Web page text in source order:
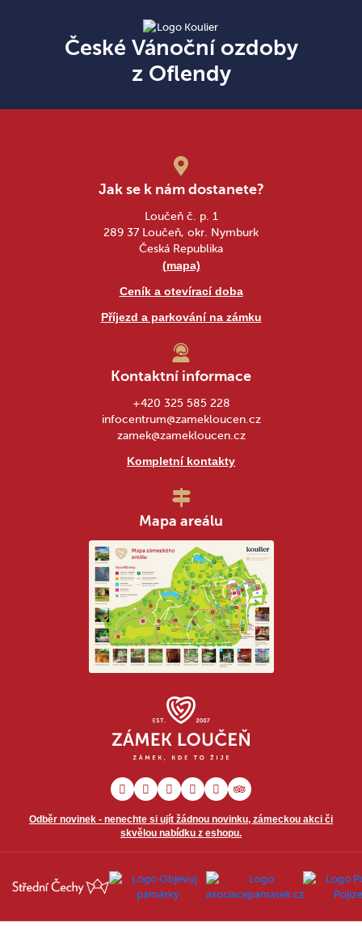
České Vánoční ozdoby
z Oflendy
Jak se k nám dostanete?
Loučeň č. p. 1
289 37 Loučeň, okr. Nymburk
Česká Republika
(mapa)
Ceník a otevírací doba
Příjezd a parkování na zámku
Odběr novinek - nenechte si ujít žádnou novinku, zámeckou akci či
skvělou nabídku z eshopu.
Kontaktní informace
+420 325 585 228
infocentrum@zamekloucen.cz
zamek@zamekloucen.cz
Kompletní kontakty
Mapa areálu